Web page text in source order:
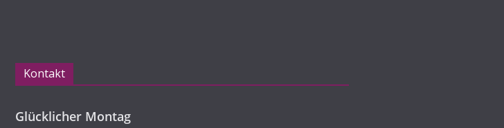
Kontakt
Glücklicher Montag